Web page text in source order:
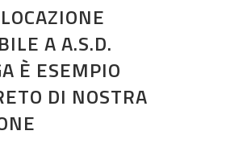
A A.S.D.
È ESEMPIO
DI NOSTRA